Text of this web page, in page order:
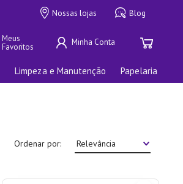
Nossas lojas Blog
Meus
Favoritos
Limpeza e Manutenção Papelaria
Ordenar por Relevância